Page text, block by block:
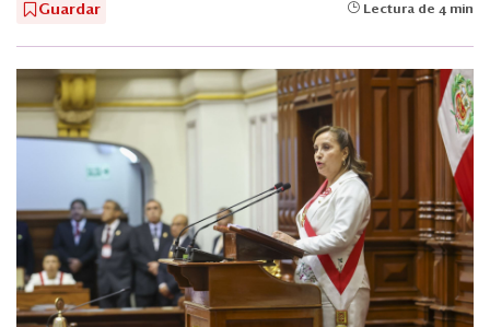
Guardar Lectura de 4 min